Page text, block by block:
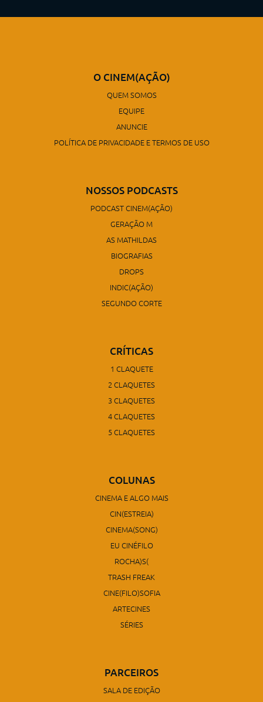
O CINEM(AÇÃO)
QUEM SOMOS
EQUIPE
ANUNCIE
POLÍTICA DE PRIVACIDADE E TERMOS DE USO
NOSSOS PODCASTS
PODCAST CINEM(AÇÃO)
GERAÇÃO M
AS MATHILDAS
BIOGRAFIAS
DROPS
INDIC(AÇÃO)
SEGUNDO CORTE
CRÍTICAS
1 CLAQUETE
2 CLAQUETES
3 CLAQUETES
4 CLAQUETES
5 CLAQUETES
COLUNAS
CINEMA E ALGO MAIS
CIN(ESTREIA)
CINEMA(SONG)
EU CINÉFILO
ROCHA)S(
TRASH FREAK
CINE(FILO)SOFIA
ARTECINES
SÉRIES
PARCEIROS
SALA DE EDIÇÃO